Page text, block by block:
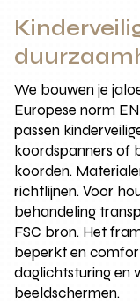
We bouwen je
Europese norm
passen
koordspanners of
koorden.
richtlijnen. Voor
behandeling
FSC bron. Het
beperkt en
daglichtsturing en
beeldschermen.